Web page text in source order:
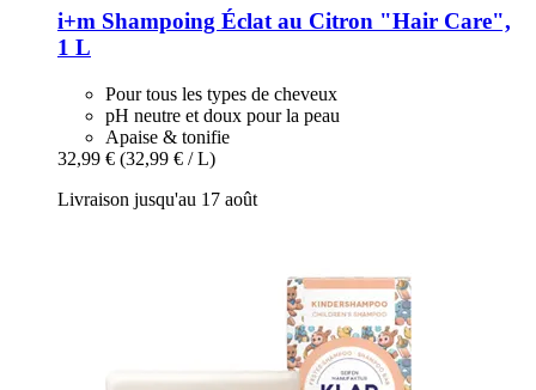
i+m Shampoing Éclat au Citron "Hair Care",
1 L
Pour tous les types de cheveux
pH neutre et doux pour la peau
Apaise & tonifie
32,99 € (32,99 € / L)
Livraison jusqu'au 17 août